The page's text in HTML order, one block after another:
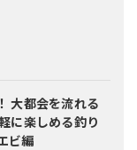
大都会を流れる
に楽しめる釣り
ビ編